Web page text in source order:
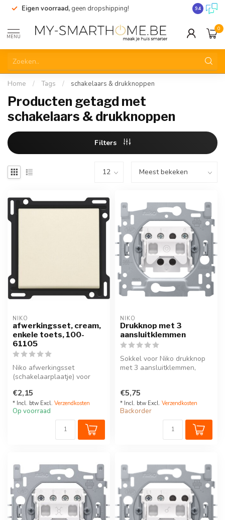
Eigen voorraad, geen dropshipping! 9.4
MENU
0
Home / Tags / schakelaars & drukknoppen
Producten getagd met
schakelaars & drukknoppen
Filters
NIKO
afwerkingsset, cream,
enkele toets, 100-
61105
Niko afwerkingsset
(schakelaarplaatje) voor
drukknop,...
€2,15
* Incl. btw Excl. Verzendkosten
Op voorraad
NIKO
Drukknop met 3
aansluitklemmen
Sokkel voor Niko drukknop
met 3 aansluitklemmen,
€5,75
* Incl. btw Excl. Verzendkosten
Backorder